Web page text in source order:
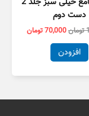
دست دوم
تومان70,000تومان
افزودن